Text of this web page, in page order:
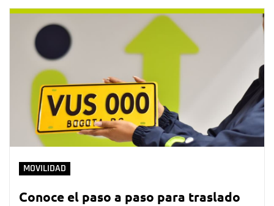
MOVILIDAD
Conoce el paso a paso para traslado